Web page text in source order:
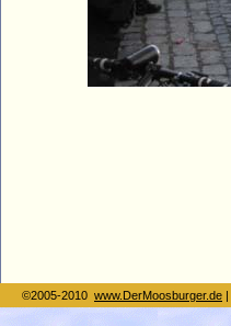
©2005-2010 www.DerMoosburger.de |